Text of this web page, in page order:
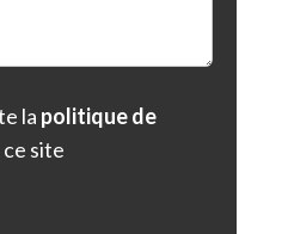
la politique de
ce site